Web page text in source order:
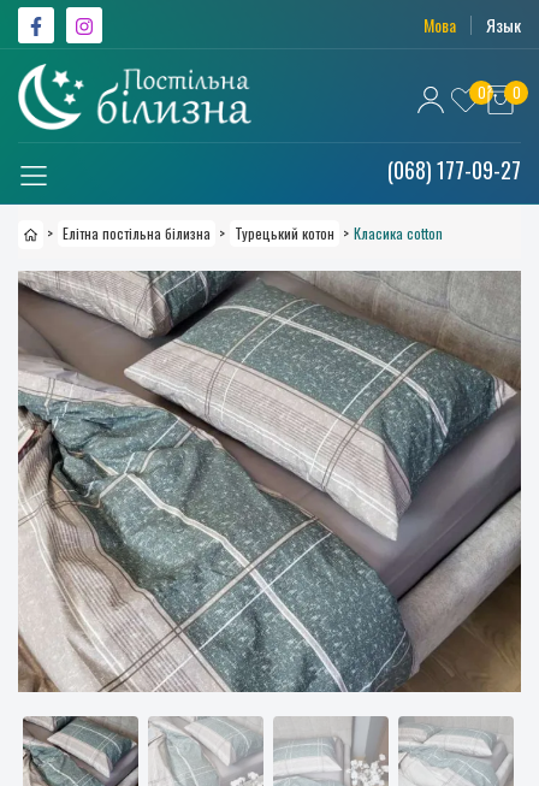
Мова Язык
0 0
(068) 177-09-27
> Елітна постільна білизна > Турецький котон > Класика cotton